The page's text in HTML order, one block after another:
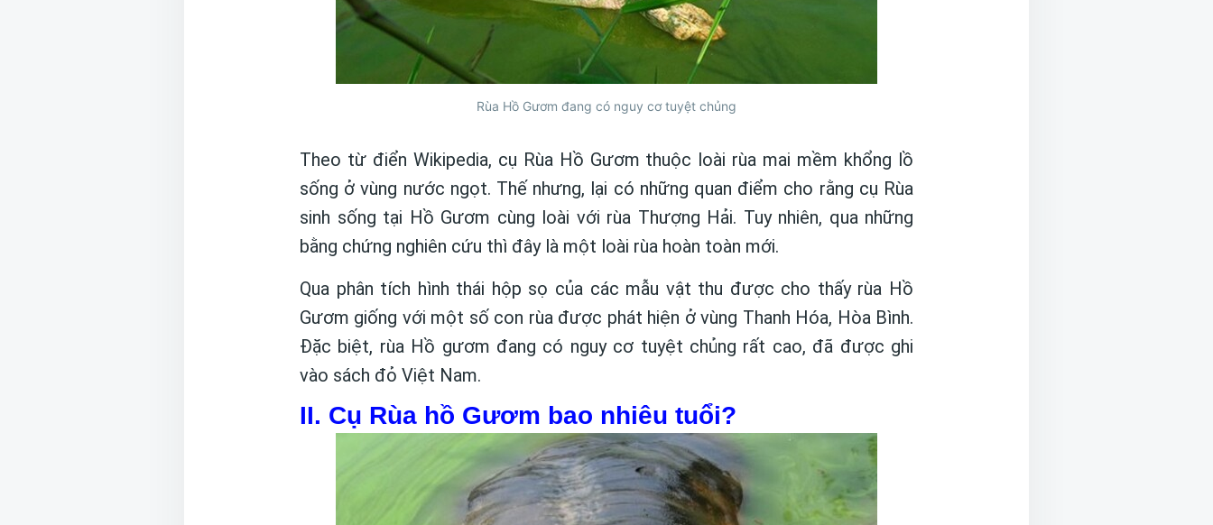
Rùa Hồ Gươm đang có nguy cơ tuyệt chủng
Theo từ điển Wikipedia, cụ Rùa Hồ Gươm thuộc loài rùa mai mềm khổng lồ
sống ở vùng nước ngọt. Thế nhưng, lại có những quan điểm cho rằng cụ Rùa
sinh sống tại Hồ Gươm cùng loài với rùa Thượng Hải. Tuy nhiên, qua những
bằng chứng nghiên cứu thì đây là một loài rùa hoàn toàn mới.
Qua phân tích hình thái hộp sọ của các mẫu vật thu được cho thấy rùa Hồ
Gươm giống với một số con rùa được phát hiện ở vùng Thanh Hóa, Hòa Bình.
Đặc biệt, rùa Hồ gươm đang có nguy cơ tuyệt chủng rất cao, đã được ghi
vào sách đỏ Việt Nam.
II. Cụ Rùa hồ Gươm bao nhiêu tuổi?